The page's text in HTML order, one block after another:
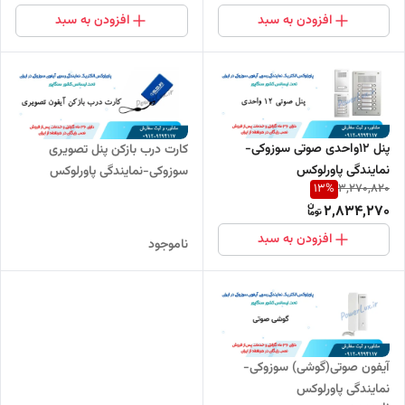
افزودن به سبد افزودن به سبد
پنل 12واحدی صوتی سوزوکی-
نمایندگی پاورلوکس
3,270,820
13%
2,834,270
افزودن به سبد
کارت درب بازکن پنل تصویری
سوزوکی-نمایندگی پاورلوکس
ناموجود
آیفون صوتی(گوشی) سوزوکی-
نمایندگی پاورلوکس